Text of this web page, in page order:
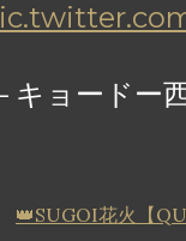
ョードー
👑SUGOI花火【